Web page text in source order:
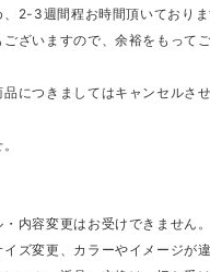
、2-3週間程お時間頂いておりま
ざいますので、余裕をもって
につきましてはキャンセルさ
内容変更はお受けできません。
イズ変更、カラーやイメージが